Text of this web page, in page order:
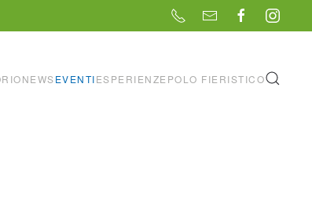
NEWSEVENTIESPERIENZE POLO FIERISTICO